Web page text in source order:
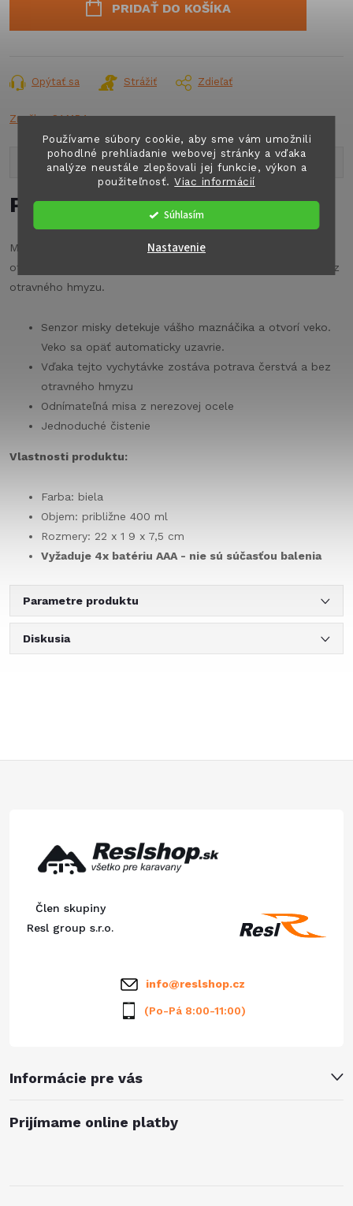
Používame súbory cookie, aby sme vám umožnili
pohodlné prehliadanie webovej stránky a vďaka
analýze neustále zlepšovali jej funkcie, výkon a
použiteľnosť.Viac informácií
Súhlasím
Nastavenie
PRIDAŤ DO KOŠÍKA
Opýtať sa Strážiť Zdieľať
Značka:CAMP4
Popis produktu
Podrobný popis
Múdra miska pre psov so senzorom pre automatické
otvorenie a uzavretie veka. Potrava tak zostáva čerstvá a bez
otravného hmyzu.
Senzor misky detekuje vášho maznáčika a otvorí veko.
Veko sa opäť automaticky uzavrie.
Vďaka tejto vychytávke zostáva potrava čerstvá a bez
otravného hmyzu
Odnímateľná misa z nerezovej ocele
Jednoduché čistenie
Vlastnosti produktu:
Farba: biela
Objem: približne 400 ml
Rozmery: 22 x 1 9 x 7,5 cm
Vyžaduje 4x batériu AAA - nie sú súčasťou balenia
Parametre produktu
Diskusia
Informácie pre vás
Člen skupiny
Resl group s.r.o.
info@reslshop.cz
(Po-Pá 8:00-11:00)
Prijímame online platby